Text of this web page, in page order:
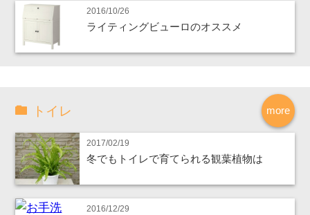
2016/10/26
ライティングビューロのオススメ
more
トイレ
2017/02/19
冬でもトイレで育てられる観葉植物は
2016/12/29